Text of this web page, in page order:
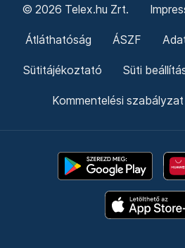
© 2026 Telex.hu Zrt.
Átláthatóság ÁSZF
Sütitájékoztató Süti
Kommentelési szabályzat